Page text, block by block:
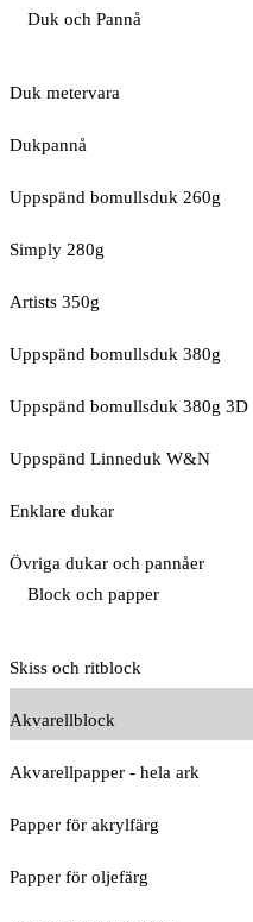
Duk och Pannå
Duk metervara
Dukpannå
Uppspänd bomullsduk 260g
Simply 280g
Artists 350g
Uppspänd bomullsduk 380g
Uppspänd bomullsduk 380g 3D
Uppspänd Linneduk W&N
Enklare dukar
Övriga dukar och pannåer
Block och papper
Skiss och ritblock
Akvarellblock
Akvarellpapper - hela ark
Papper för akrylfärg
Papper för oljefärg